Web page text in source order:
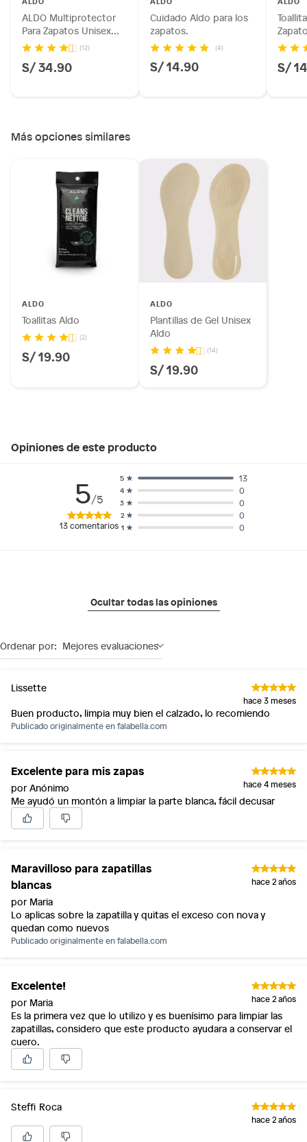
ALDO Multiprotector
Para Zapatos Unisex
Aldo
(12)
S/ 34.90
Cuidado Aldo para los
zapatos.
(4)
S/ 14.90 S/
Más opciones similares
ALDO
Toallitas Aldo
(2)
S/ 19.90
ALDO
Plantillas de Gel Unisex
Aldo
(14)
S/ 19.90
Opiniones de este producto
5/5
13comentarios 1 0
2 0
3 0
4 0
5 13
Ocultar todas las opiniones
Ordenar por: Mejores evaluaciones
Lissette
hace 3 meses
Buen producto, limpia muy bien el calzado, lo recomiendo
Publicado originalmente enfalabella.com
Excelente para mis zapas
por Anónimo hace 4 meses
Me ayudó un montón a limpiar la parte blanca, fácil decusar
Maravilloso para zapatillas
blancas
por Maria
hace 2 años
Lo aplicas sobre la zapatilla y quitas el exceso con nova y
quedan como nuevos
Publicado originalmente enfalabella.com
Excelente!
por Maria hace 2 años
Es la primera vez que lo utilizo y es buenísimo para limpiar las
zapatillas, considero que este producto ayudara a conservar el
cuero.
Steffi Roca
hace 2 años